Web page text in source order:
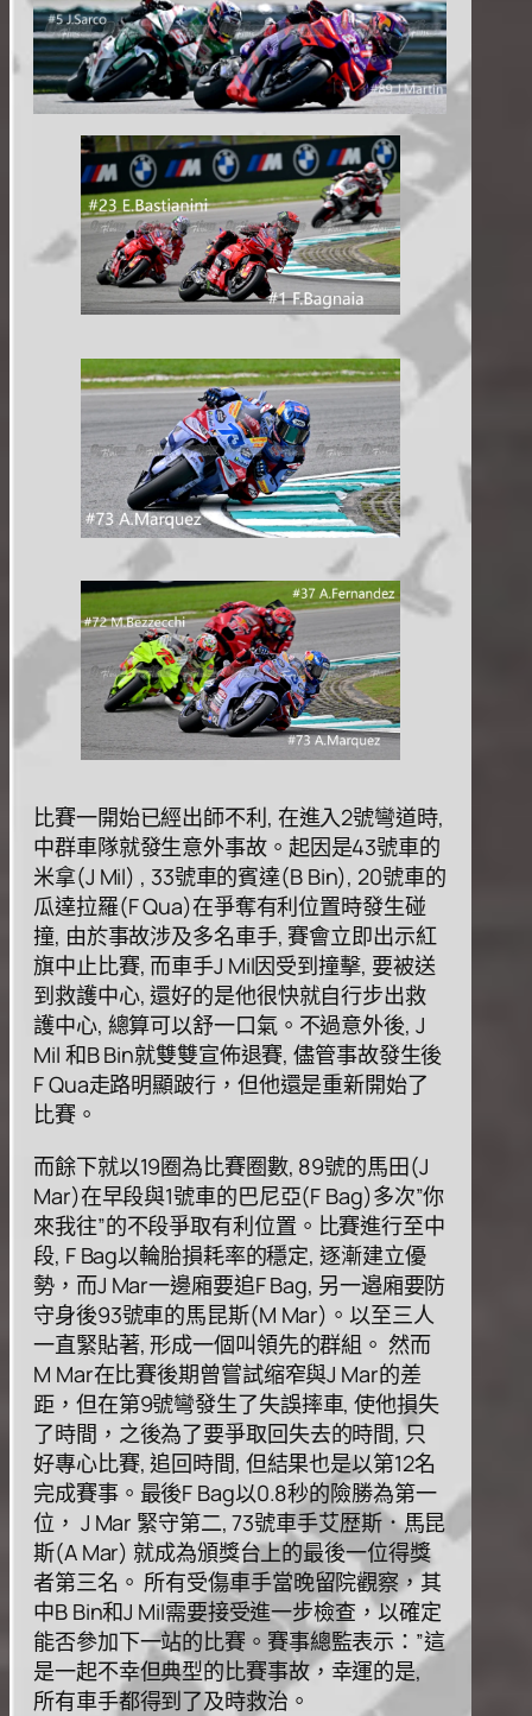
⽐賽⼀開始已經出師不利, 在進⼊2號彎道時,
中群⾞隊就發⽣意外事故。起因是43號⾞的
⽶拿(J Mil) , 33號⾞的賓達(B Bin), 20號⾞的
⽠達拉羅(F Qua)在爭奪有利位置時發⽣碰
撞, 由於事故涉及多名⾞⼿, 賽會⽴即出⽰紅
旗中⽌⽐賽, ⽽⾞⼿J Mil因受到撞擊, 要被送
到救護中⼼, 還好的是他很快就⾃⾏步出救
護中⼼, 總算可以舒⼀⼝氣。不過意外後, J
Mil 和B Bin就雙雙宣佈退賽, 儘管事故發⽣後
F Qua⾛路明顯跛⾏，但他還是重新開始了
⽐賽。
⽽餘下就以19圈為⽐賽圈數, 89號的⾺⽥(J
Mar)在早段與1號⾞的巴尼亞(F Bag)多次”你
來我往”的不段爭取有利位置。⽐賽進⾏⾄中
段, F Bag以輪胎損耗率的穩定, 逐漸建⽴優
勢，⽽J Mar⼀邊廂要追F Bag, 另⼀邉廂要防
守⾝後93號⾞的⾺昆斯(M Mar)。以⾄三⼈
⼀直緊貼著, 形成⼀個叫領先的群組。 然⽽
M Mar在⽐賽後期曾嘗試缩窄與J Mar的差
距，但在第9號彎發⽣了失誤摔⾞, 使他損失
了時間，之後為了要爭取回失去的時間, 只
好專⼼⽐賽, 追回時間, 但結果也是以第12名
完成賽事。最後F Bag以0.8秒的險勝為第⼀
位， J Mar 緊守第⼆, 73號⾞⼿艾歴斯．⾺昆
斯(A Mar) 就成為頒獎台上的最後⼀位得獎
者第三名。 所有受傷⾞⼿當晚留院觀察，其
中B Bin和J Mil需要接受進⼀步檢查，以確定
能否參加下⼀站的⽐賽。賽事總監表⽰：”這
是⼀起不幸但典型的⽐賽事故，幸運的是,
所有⾞⼿都得到了及時救治。